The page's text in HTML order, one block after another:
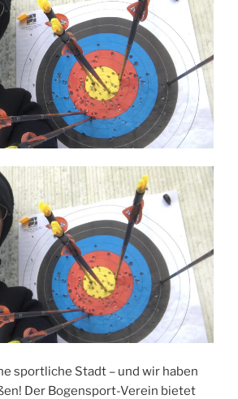
sportliche Stadt – und wir haben
Der Bogensport-Verein bietet